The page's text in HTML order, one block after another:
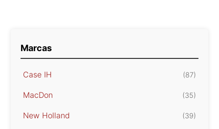
Marcas
Case IH (87)
MacDon (35)
New Holland (39)